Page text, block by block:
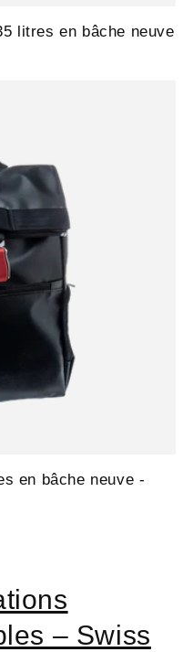
litres en bâche neuve
en bâche neuve -
– Swiss